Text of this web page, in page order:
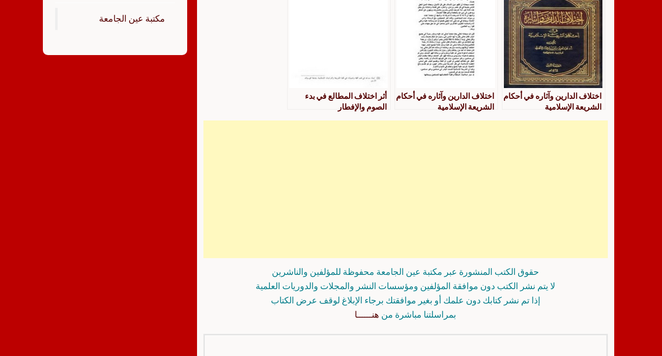
اختلاف الدارين وآثاره في أحكام
الشريعة الإسلامية
اختلاف الدارين وآثاره في أحكام
الشريعة الإسلامية
أثر اختلاف المطالع في بدء
الصوم والإفطار
حقوق الكتب المنشورة عبر مكتبة عين الجامعة محفوظة للمؤلفين والناشرين
لا يتم نشر الكتب دون موافقة المؤلفين ومؤسسات النشر والمجلات والدوريات العلمية
إذا تم نشر كتابك دون علمك أو بغير موافقتك برجاء الإبلاغ لوقف عرض الكتاب
بمراسلتنا مباشرة من هنــــــا
‏مكتبة عين الجامعة‏